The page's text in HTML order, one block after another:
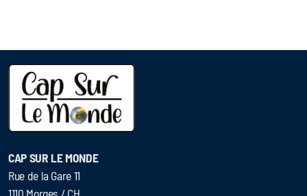
CAP SUR LE MONDE
Rue de la Gare 11